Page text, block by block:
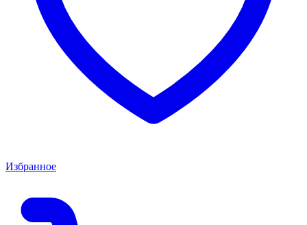
Избранное